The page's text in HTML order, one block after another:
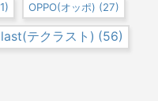
OPPO(オッポ) (27)
テクラスト) (56)